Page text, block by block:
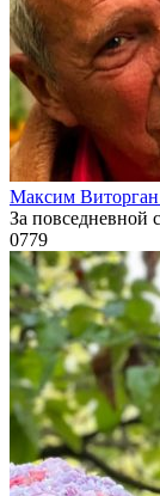
Максим Виторган
За повседневной
0779